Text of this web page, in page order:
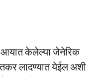
आयात केलेल्या जेनेरिक
लादण्यात येईल अशी